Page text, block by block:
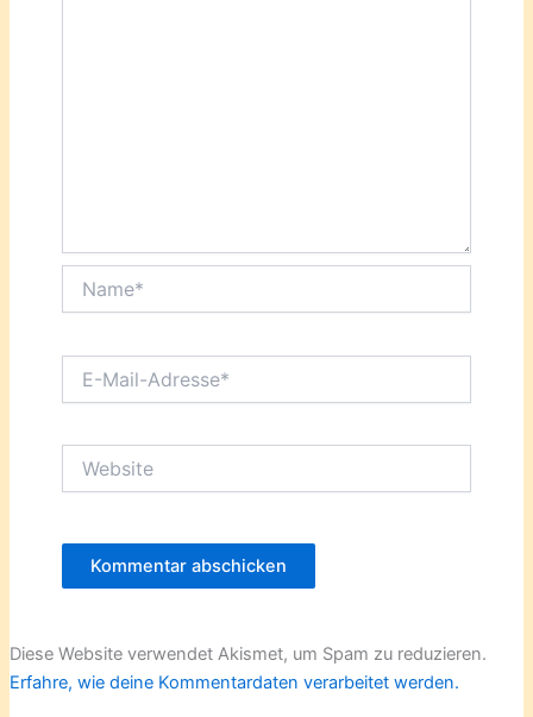
Mail-
Diese Website verwendet Akismet, um Spam zu reduzieren.
Erfahre, wie deine Kommentardaten verarbeitet werden.